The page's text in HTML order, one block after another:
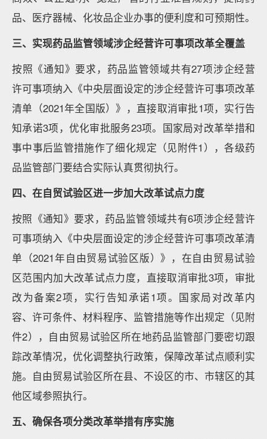
品、医疗器械、化妆品企业办事的便利度和可预期性。
三、实现药品监管领域涉企经营许可事项改革全覆盖
按照《通知》要求，药品监管领域共有27项涉企经营
许可事项纳入《中央层面设定的涉企经营许可事项改革
清单（2021年全国版）》，直接取消审批1项，实行告
知承诺3项，优化审批服务23项。国家局对改革举措和
事中事后监管措施作了细化规定（见附件1），各级药
品监管部门要结合实际认真贯彻执行。
四、在自贸试验区进一步加大改革试点力度
按照《通知》要求，药品监管领域共有6项涉企经营许
可事项纳入《中央层面设定的涉企经营许可事项改革清
单（2021年自由贸易试验区版）》，在自由贸易试验
区范围内加大改革试点力度，直接取消审批3项，审批
改为备案2项，实行告知承诺1项。国家局对改革内
容、许可条件、材料程序、监管措施等作出规定（见附
件2），自由贸易试验区所在地药品监管部门要密切跟
踪改革情况，优化调整执行政策，保障改革试点顺利实
施。自由贸易试验区所在县、不设区的市、市辖区的其
他区域参照执行。
五、确保各项分类改革举措有序实施